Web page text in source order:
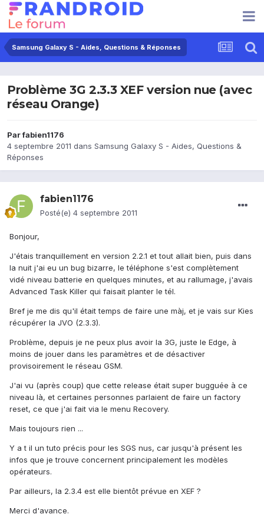
Samsung Galaxy S - Aides, Questions & Réponses
Problème 3G 2.3.3 XEF version nue (avec
réseau Orange)
Parfabien1176
4 septembre 2011 dans Samsung Galaxy S - Aides, Questions &
Réponses
fabien1176
Posté(e) 4 septembre 2011
Bonjour,
J'étais tranquillement en version 2.2.1 et tout allait bien, puis dans
la nuit j'ai eu un bug bizarre, le téléphone s'est complètement
vidé niveau batterie en quelques minutes, et au rallumage, j'avais
Advanced Task Killer qui faisait planter le tél.
Bref je me dis qu'il était temps de faire une màj, et je vais sur Kies
récupérer la JVO (2.3.3).
Problème, depuis je ne peux plus avoir la 3G, juste le Edge, à
moins de jouer dans les paramètres et de désactiver
provisoirement le réseau GSM.
J'ai vu (après coup) que cette release était super bugguée à ce
niveau là, et certaines personnes parlaient de faire un factory
reset, ce que j'ai fait via le menu Recovery.
Mais toujours rien ...
Y a t il un tuto précis pour les SGS nus, car jusqu'à présent les
infos que je trouve concernent principalement les modèles
opérateurs.
Par ailleurs, la 2.3.4 est elle bientôt prévue en XEF ?
Merci d'avance.